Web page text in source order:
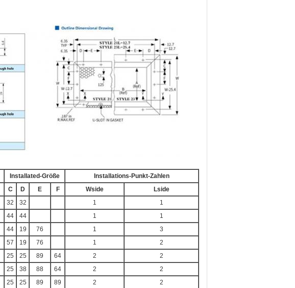
Installated-Größe
Installations-Punkt-Zahlen
C D E F Wside
Lside
32 32 1
1
44 44 1
1
44 19 76 1
3
57 19 76 1
2
25 25 89 64 2
2
25 38 88 64 2
2
25 25 89 89 2
2